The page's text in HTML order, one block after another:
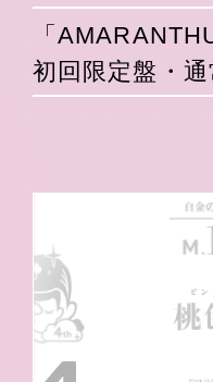
「
初回限定盤・通